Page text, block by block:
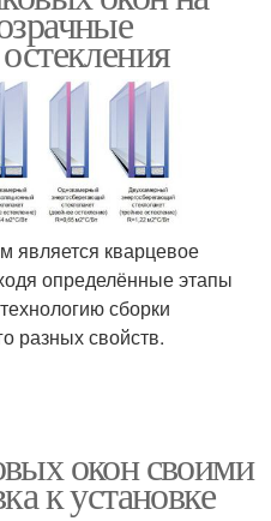
является кварцевое
определённые этапы
сборки
разных свойств.
окон своими
к установке